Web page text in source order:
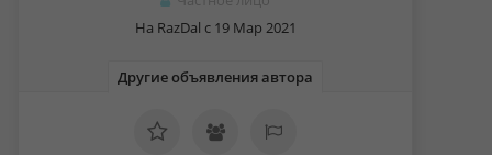
На RazDal c 19 Мар 2021
Другие объявления автора